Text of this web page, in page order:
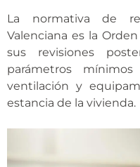
La normativa de
Valenciana es la
sus revisiones
parámetros
ventilación y
estancia de la vivienda.